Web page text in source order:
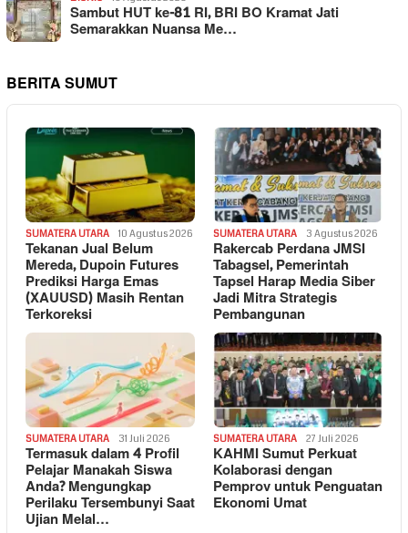
Sambut HUT ke-81 RI, BRI BO Kramat Jati
Semarakkan Nuansa Me…
BERITA SUMUT
SUMATERA UTARA 10 Agustus 2026
Tekanan Jual Belum
Mereda, Dupoin Futures
Prediksi Harga Emas
(XAUUSD) Masih Rentan
Terkoreksi
SUMATERA UTARA 3 Agustus 2026
Rakercab Perdana JMSI
Tabagsel, Pemerintah
Tapsel Harap Media Siber
Jadi Mitra Strategis
Pembangunan
SUMATERA UTARA 31 Juli 2026
Termasuk dalam 4 Profil
Pelajar Manakah Siswa
Anda? Mengungkap
Perilaku Tersembunyi Saat
Ujian Melal…
SUMATERA UTARA 27 Juli 2026
KAHMI Sumut Perkuat
Kolaborasi dengan
Pemprov untuk Penguatan
Ekonomi Umat